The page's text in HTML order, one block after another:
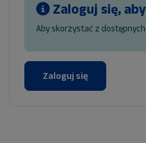
Zaloguj się,
Aby skorzystać z
Zaloguj się